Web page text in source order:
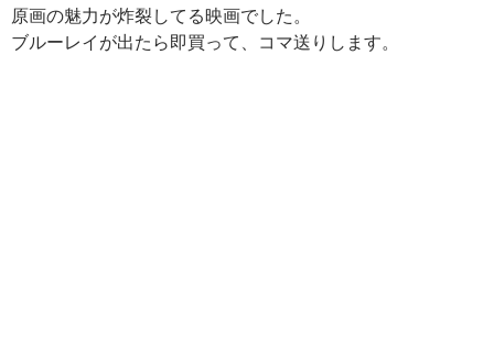
原画の魅力が炸裂してる映画でした。
ブルーレイが出たら即買って、コマ送りします。